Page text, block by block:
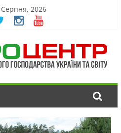
2026